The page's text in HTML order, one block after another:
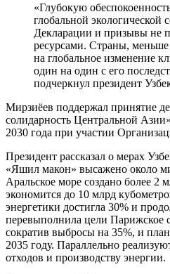
«Глубокую
глобальной экологической
Декларации и призывы не
ресурсами. Страны,
на глобальное изменение
один на один с его
подчеркнул президент
Мирзиёев поддержал принятие
солидарность Центральной
2030 года при участии
Президент рассказал о мерах
«Яшил макон» высажено около
Аральское море создано более 2
экономится до 10 млрд
энергетики достигла 30% и
перевыполнила цели Парижское
сократив выбросы на 35%, и
2035 году. Параллельно
отходов и производству энергии.